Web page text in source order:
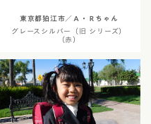
東京都狛江市／Ａ・Ｒちゃん
グレースシルバー（旧 シリーズ）
（赤）